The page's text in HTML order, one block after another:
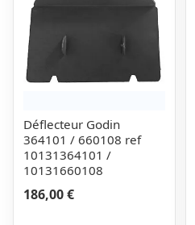
Déflecteur Godin
364101 / 660108 ref
10131364101 /
10131660108
186,00 €